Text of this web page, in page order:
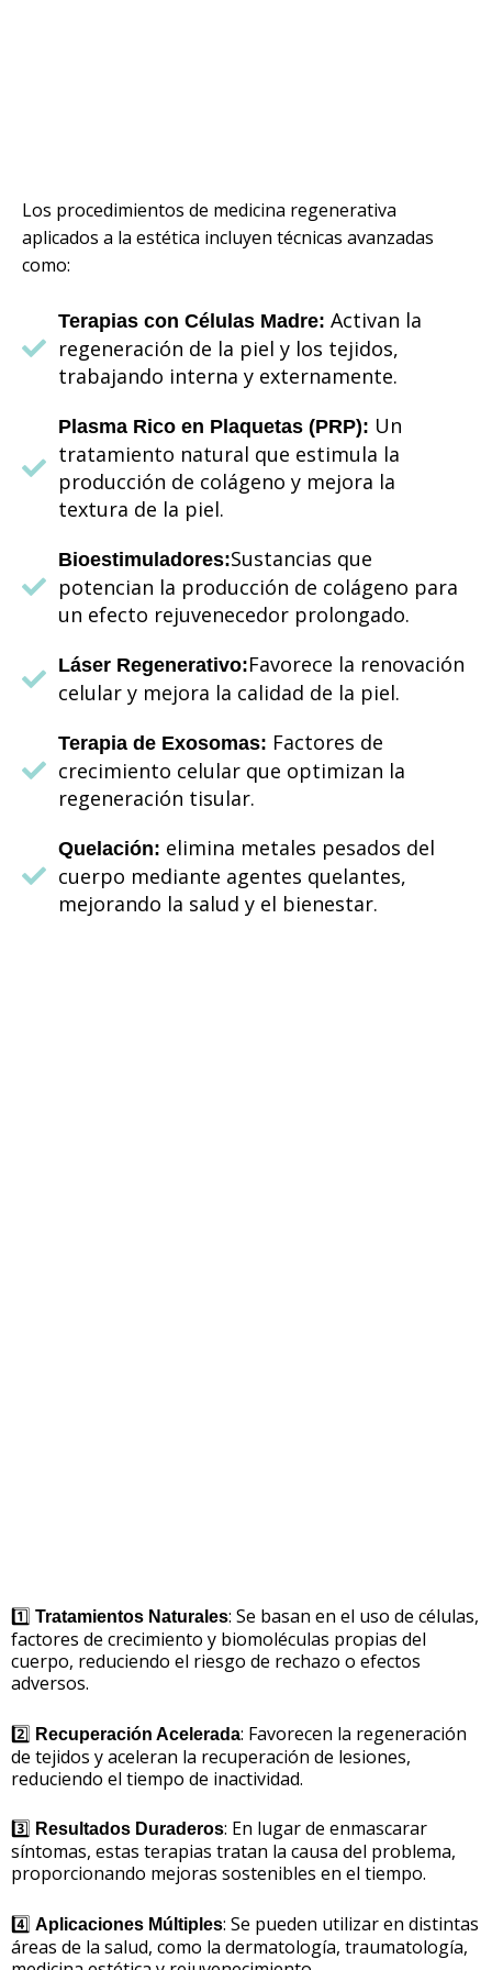
Los procedimientos de medicina regenerativa
aplicados a la estética incluyen técnicas avanzadas
como:
Terapias con Células Madre: Activan la
regeneración de la piel y los tejidos,
trabajando interna y externamente.
Plasma Rico en Plaquetas (PRP): Un
tratamiento natural que estimula la
producción de colágeno y mejora la
textura de la piel.
Bioestimuladores:Sustancias que
potencian la producción de colágeno para
un efecto rejuvenecedor prolongado.
Láser Regenerativo:Favorece la renovación
celular y mejora la calidad de la piel.
Terapia de Exosomas: Factores de
crecimiento celular que optimizan la
regeneración tisular.
Quelación: elimina metales pesados del
cuerpo mediante agentes quelantes,
mejorando la salud y el bienestar.
1️⃣ Tratamientos Naturales: Se basan en el uso de células,
factores de crecimiento y biomoléculas propias del
cuerpo, reduciendo el riesgo de rechazo o efectos
adversos.
2️⃣ Recuperación Acelerada: Favorecen la regeneración
de tejidos y aceleran la recuperación de lesiones,
reduciendo el tiempo de inactividad.
3️⃣ Resultados Duraderos: En lugar de enmascarar
síntomas, estas terapias tratan la causa del problema,
proporcionando mejoras sostenibles en el tiempo.
4️⃣ Aplicaciones Múltiples: Se pueden utilizar en distintas
áreas de la salud, como la dermatología, traumatología,